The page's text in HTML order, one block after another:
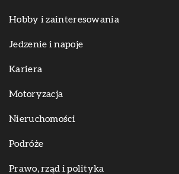
Hobby i zainteresowania
Jedzenie i napoje
Kariera
Motoryzacja
Nieruchomości
Podróże
Prawo, rząd i polityka